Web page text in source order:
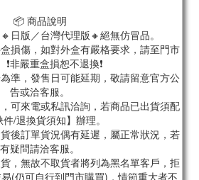
📦 商品說明
日版／台灣代理版🔸絕無仿冒品。
損傷，如對外盒有嚴格要求，請至門市
❗非嚴重盒損恕不退換❗
準，發售日可能延期，敬請留意官方公
告或洽客服。
可來電或私訊洽詢，若商品已出貨須配
/退換貨須知】辦理。
後訂單貨況偶有延遲，屬正常狀況，若
有疑問請洽客服。
，無故不取貨者將列為黑名單客戶，拒
(仍可自行到門市購買)，情節重大者不